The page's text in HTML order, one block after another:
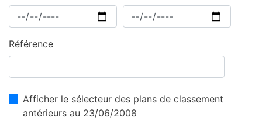
Référence
Afficher le sélecteur des plans de classement
antérieurs au 23/06/2008